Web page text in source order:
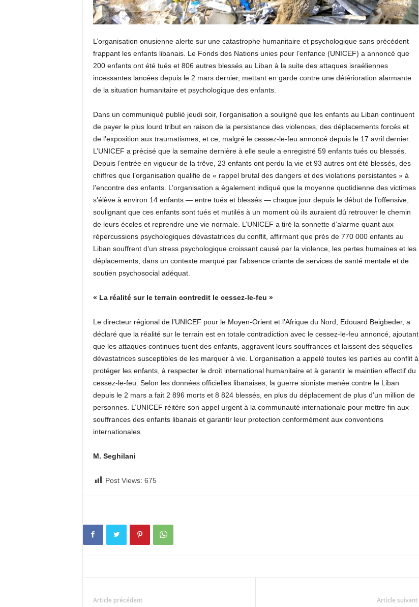
L’organisation onusienne alerte sur une catastrophe humanitaire et psychologique sans précédent
frappant les enfants libanais. Le Fonds des Nations unies pour l’enfance (UNICEF) a annoncé que
200 enfants ont été tués et 806 autres blessés au Liban à la suite des attaques israéliennes
incessantes lancées depuis le 2 mars dernier, mettant en garde contre une détérioration alarmante
de la situation humanitaire et psychologique des enfants.
Dans un communiqué publié jeudi soir, l’organisation a souligné que les enfants au Liban continuent
de payer le plus lourd tribut en raison de la persistance des violences, des déplacements forcés et
de l’exposition aux traumatismes, et ce, malgré le cessez-le-feu annoncé depuis le 17 avril dernier.
L’UNICEF a précisé que la semaine dernière à elle seule a enregistré 59 enfants tués ou blessés.
Depuis l’entrée en vigueur de la trêve, 23 enfants ont perdu la vie et 93 autres ont été blessés, des
chiffres que l’organisation qualifie de « rappel brutal des dangers et des violations persistantes » à
l’encontre des enfants. L’organisation a également indiqué que la moyenne quotidienne des victimes
s’élève à environ 14 enfants — entre tués et blessés — chaque jour depuis le début de l’offensive,
soulignant que ces enfants sont tués et mutilés à un moment où ils auraient dû retrouver le chemin
de leurs écoles et reprendre une vie normale. L’UNICEF a tiré la sonnette d’alarme quant aux
répercussions psychologiques dévastatrices du conflit, affirmant que près de 770 000 enfants au
Liban souffrent d’un stress psychologique croissant causé par la violence, les pertes humaines et les
déplacements, dans un contexte marqué par l’absence criante de services de santé mentale et de
soutien psychosocial adéquat.
« La réalité sur le terrain contredit le cessez-le-feu »
Le directeur régional de l’UNICEF pour le Moyen-Orient et l’Afrique du Nord, Edouard Beigbeder, a
déclaré que la réalité sur le terrain est en totale contradiction avec le cessez-le-feu annoncé, ajoutant
que les attaques continues tuent des enfants, aggravent leurs souffrances et laissent des séquelles
dévastatrices susceptibles de les marquer à vie. L’organisation a appelé toutes les parties au conflit à
protéger les enfants, à respecter le droit international humanitaire et à garantir le maintien effectif du
cessez-le-feu. Selon les données officielles libanaises, la guerre sioniste menée contre le Liban
depuis le 2 mars a fait 2 896 morts et 8 824 blessés, en plus du déplacement de plus d’un million de
personnes. L’UNICEF réitère son appel urgent à la communauté internationale pour mettre fin aux
souffrances des enfants libanais et garantir leur protection conformément aux conventions
internationales.
M. Seghilani
Post Views: 675
Article précédent Article suivant